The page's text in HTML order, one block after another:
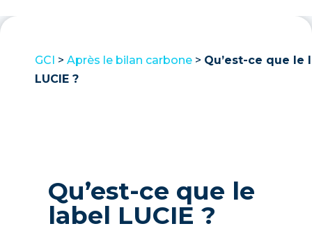
GCI > Après le bilan carbone > Qu’est-ce que le
LUCIE ?
Qu’est-ce que le
label LUCIE ?